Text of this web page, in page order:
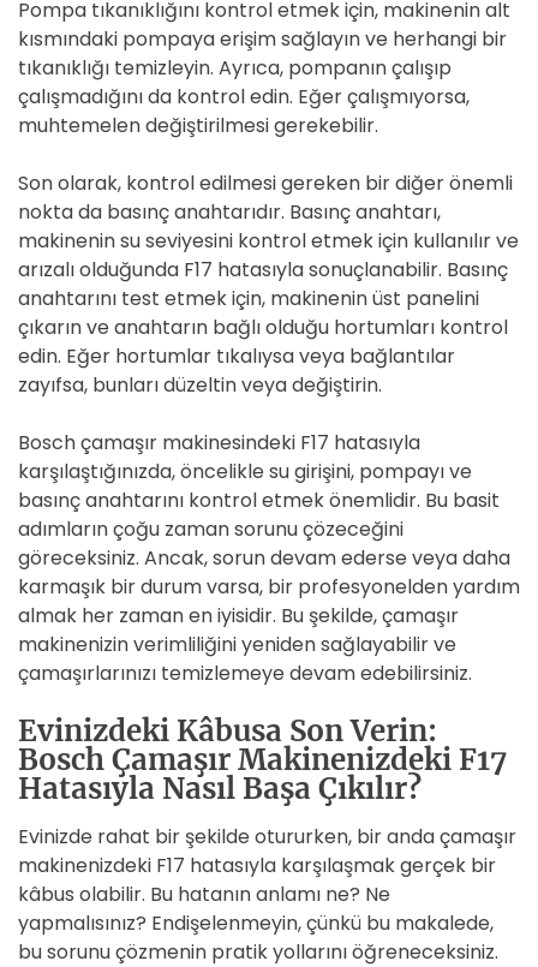
Pompa tıkanıklığını kontrol etmek için, makinenin alt
kısmındaki pompaya erişim sağlayın ve herhangi bir
tıkanıklığı temizleyin. Ayrıca, pompanın çalışıp
çalışmadığını da kontrol edin. Eğer çalışmıyorsa,
muhtemelen değiştirilmesi gerekebilir.
Son olarak, kontrol edilmesi gereken bir diğer önemli
nokta da basınç anahtarıdır. Basınç anahtarı,
makinenin su seviyesini kontrol etmek için kullanılır ve
arızalı olduğunda F17 hatasıyla sonuçlanabilir. Basınç
anahtarını test etmek için, makinenin üst panelini
çıkarın ve anahtarın bağlı olduğu hortumları kontrol
edin. Eğer hortumlar tıkalıysa veya bağlantılar
zayıfsa, bunları düzeltin veya değiştirin.
Bosch çamaşır makinesindeki F17 hatasıyla
karşılaştığınızda, öncelikle su girişini, pompayı ve
basınç anahtarını kontrol etmek önemlidir. Bu basit
adımların çoğu zaman sorunu çözeceğini
göreceksiniz. Ancak, sorun devam ederse veya daha
karmaşık bir durum varsa, bir profesyonelden yardım
almak her zaman en iyisidir. Bu şekilde, çamaşır
makinenizin verimliliğini yeniden sağlayabilir ve
çamaşırlarınızı temizlemeye devam edebilirsiniz.
Evinizdeki Kâbusa Son Verin:
Bosch Çamaşır Makinenizdeki F17
Hatasıyla Nasıl Başa Çıkılır?
Evinizde rahat bir şekilde otururken, bir anda çamaşır
makinenizdeki F17 hatasıyla karşılaşmak gerçek bir
kâbus olabilir. Bu hatanın anlamı ne? Ne
yapmalısınız? Endişelenmeyin, çünkü bu makalede,
bu sorunu çözmenin pratik yollarını öğreneceksiniz.